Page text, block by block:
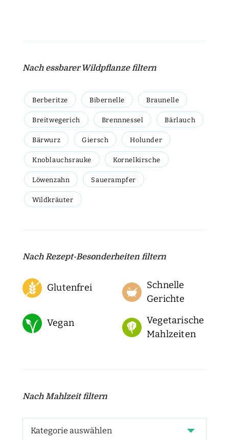
Nach essbarer Wildpflanze filtern
Berberitze Bibernelle Braunelle
Breitwegerich Brennnessel Bärlauch
Bärwurz Giersch Holunder
Knoblauchsrauke Kornelkirsche
Löwenzahn Sauerampfer
Wildkräuter
Nach Rezept-Besonderheiten filtern
Glutenfrei
Schnelle
Gerichte
Vegan
Vegetarische
Mahlzeiten
Nach Mahlzeit filtern